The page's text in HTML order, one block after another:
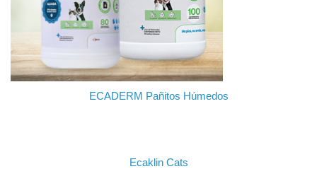
ECADERM Pañitos Húmedos
Ecaklin Cats